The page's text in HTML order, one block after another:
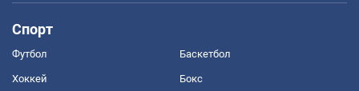
Спорт
Футбол Баскетбол
Хоккей Бокс